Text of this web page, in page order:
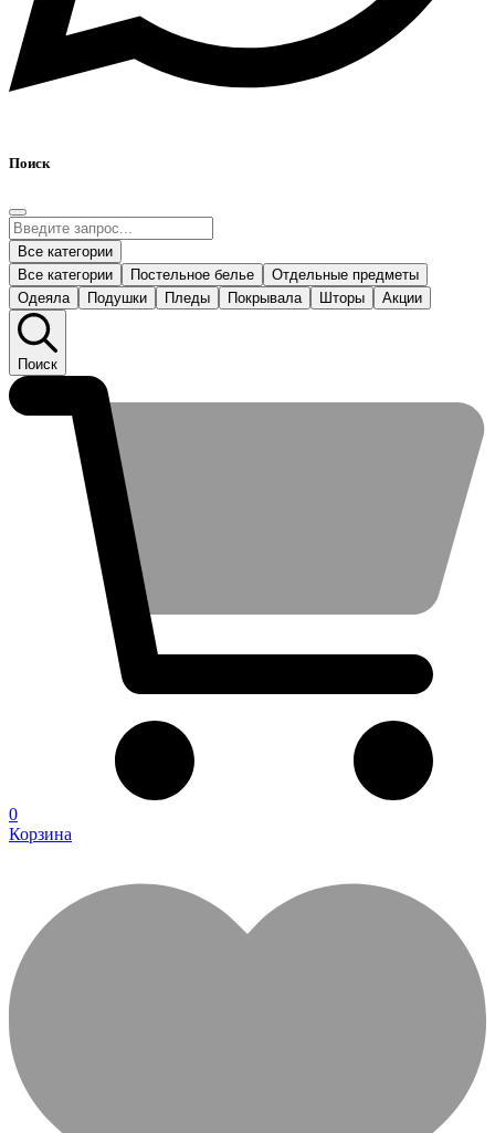
Поиск
Все категории
Все категории
Постельное белье
Отдельные предметы
Одеяла
Подушки Пледы Покрывала Шторы Акции
Поиск
0
Корзина